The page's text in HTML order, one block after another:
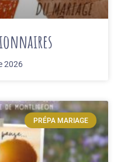
2026
PRÉPA MARIAGE